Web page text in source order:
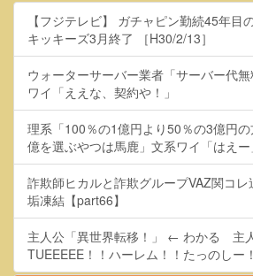
【フジテレビ】 ガチャピン勤続45年
キッキーズ3月終了 ［H30/2/13］
ウォーターサーバー業者「サーバー代無
ワイ「ええな、契約や！」
理系「100％の1億円より50％の3億円
億を選ぶやつは馬鹿」文系ワイ「はえー
詐欺師ヒカルと詐欺グループVAZ関コ
垢凍結【part66】
主人公「異世界転移！」 ← わかる 主
TUEEEEE！！ハーレム！！たっのしー